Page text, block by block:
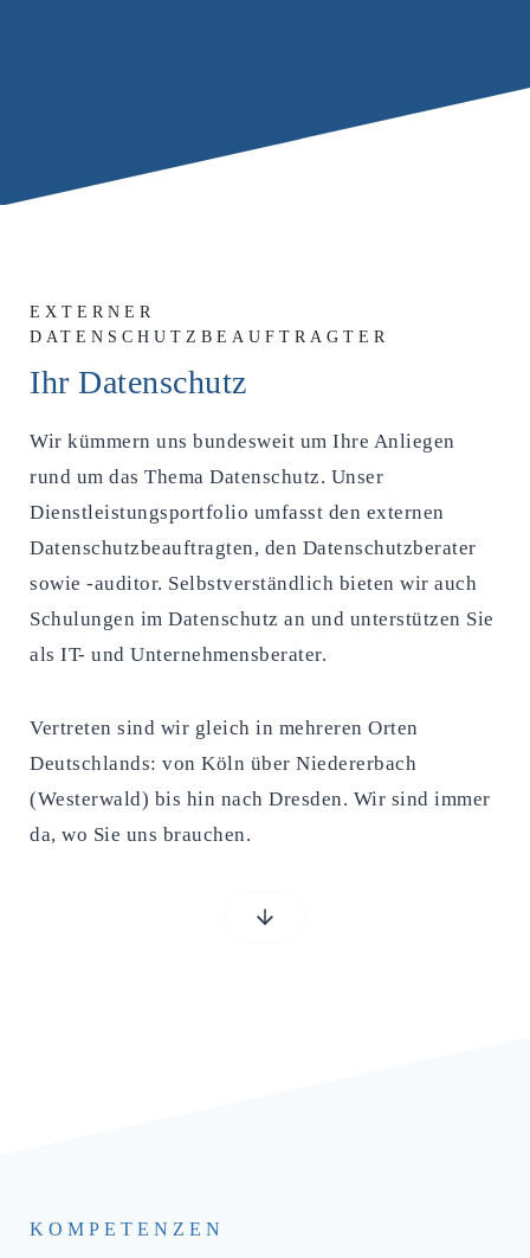
EXTERNER
DATENSCHUTZBEAUFTRAGTER
Ihr Datenschutz
Wir kümmern uns bundesweit um Ihre Anliegen
rund um das Thema Datenschutz. Unser
Dienstleistungsportfolio umfasst den externen
Datenschutzbeauftragten, den Datenschutzberater
sowie -auditor. Selbstverständlich bieten wir auch
Schulungen im Datenschutz an und unterstützen Sie
als IT- und Unternehmensberater.
Vertreten sind wir gleich in mehreren Orten
Deutschlands: von Köln über Niedererbach
(Westerwald) bis hin nach Dresden. Wir sind immer
da, wo Sie uns brauchen.
KOMPETENZEN